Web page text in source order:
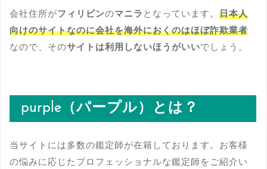
会社住所がフィリピンのマニラ となっています。 日本人
向けのサイトなのに会社を海外におくのはほぼ詐欺業者
なので、そのサイトは利用しないほうがいいでしょう。
purple（パープル）とは？
当サイトには多数の鑑定師が在籍しております。お客様
の悩みに応じたプロフェッショナルな鑑定師をご紹介い